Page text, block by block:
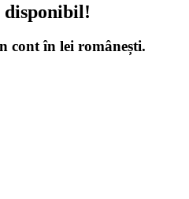
disponibil!
cont în lei românești.